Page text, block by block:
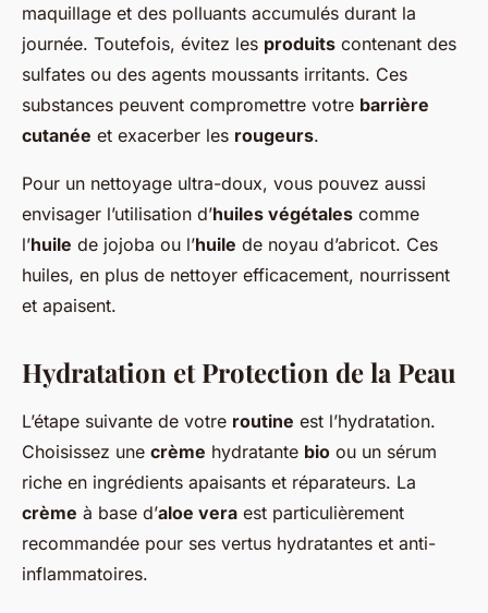
maquillage et des polluants accumulés durant la
journée. Toutefois, évitez les produits contenant des
sulfates ou des agents moussants irritants. Ces
substances peuvent compromettre votre barrière
cutanée et exacerber les rougeurs.
Pour un nettoyage ultra-doux, vous pouvez aussi
envisager l’utilisation d’huiles végétales comme
l’huile de jojoba ou l’huile de noyau d’abricot. Ces
huiles, en plus de nettoyer efficacement, nourrissent
et apaisent.
Hydratation et Protection de la Peau
L’étape suivante de votre routine est l’hydratation.
Choisissez une crème hydratante bio ou un sérum
riche en ingrédients apaisants et réparateurs. La
crème à base d’aloe vera est particulièrement
recommandée pour ses vertus hydratantes et anti-
inflammatoires.